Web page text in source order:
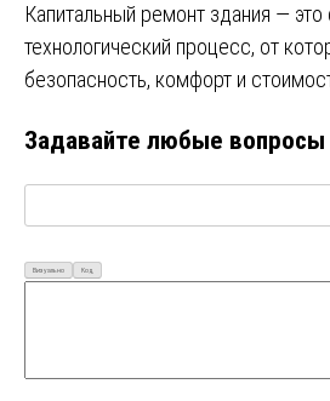
Капитальный ремонт здания —
технологический процесс, от
безопасность, комфорт и
Задавайте любые вопросы
Визуально Код